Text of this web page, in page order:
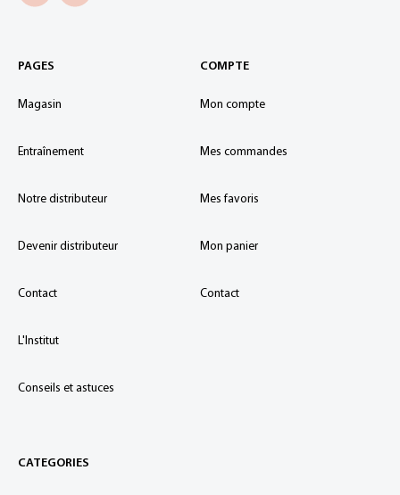
PAGES
Magasin
Entraînement
Notre distributeur
Devenir distributeur
Contact
L'Institut
Conseils et astuces
COMPTE
Mon compte
Mes commandes
Mes favoris
Mon panier
Contact
CATEGORIES